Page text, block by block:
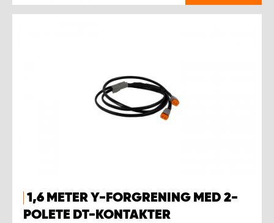
1,6 METER Y-FORGRENING MED 2-
POLETE DT-KONTAKTER